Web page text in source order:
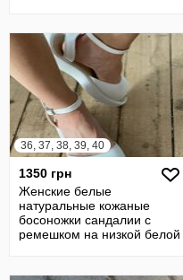
36, 37, 38, 39, 40
1350 грн
Женские белые
натуральные кожаные
босоножки сандалии с
ремешком на низкой белой